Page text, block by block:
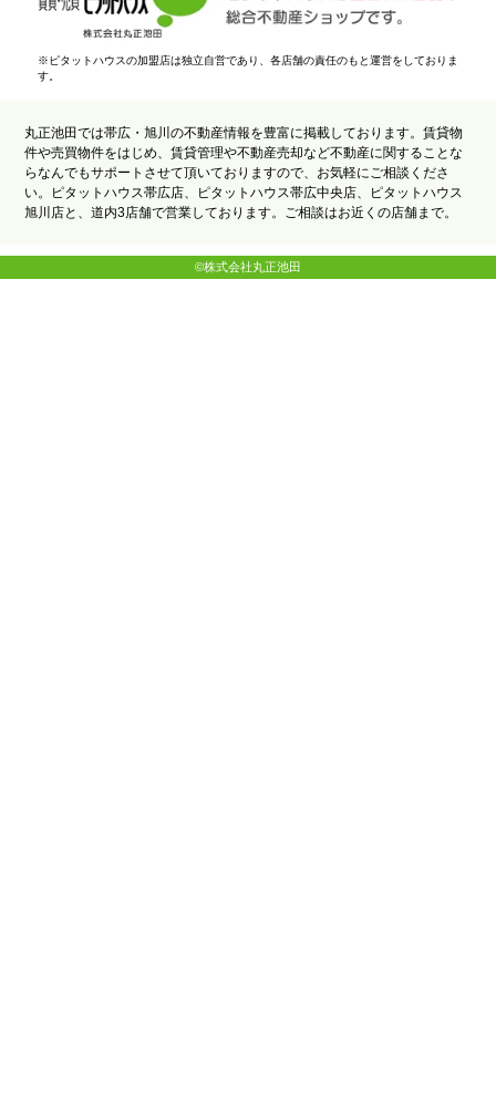
※ピタットハウスの加盟店は独立自営であり、各店舗の責任のもと運営をしておりま
す。
丸正池田では帯広・旭川の不動産情報を豊富に掲載しております。賃貸物
件や売買物件をはじめ、賃貸管理や不動産売却など不動産に関することな
らなんでもサポートさせて頂いておりますので、お気軽にご相談くださ
い。ピタットハウス帯広店、ピタットハウス帯広中央店、ピタットハウス
旭川店と、道内3店舗で営業しております。ご相談はお近くの店舗まで。
©株式会社丸正池田